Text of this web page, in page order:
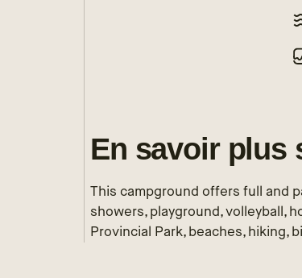
En savoir plus
This campground offers full and
showers, playground, volleyball,
Provincial Park, beaches, hiking,